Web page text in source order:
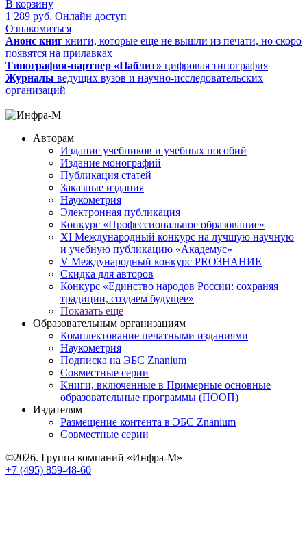
В корзину
1 289 руб. Онлайн доступ
Ознакомиться
Анонс книг книги, которые еще не вышли из печати, но скоро
появятся на прилавках
Типография-партнер «Паблит» цифровая типография
Журналы ведущих вузов и научно-исследовательских
организаций
Авторам
Издание учебников и учебных пособий
Издание монографий
Публикация статей
Заказные издания
Наукометрия
Электронная публикация
Конкурс «Профессиональное образование»
XI Международный конкурс на лучшую научную
и учебную публикацию «Академус»
V Международный конкурс PROЗНАНИЕ
Скидка для авторов
Конкурс «Единство народов России: сохраняя
традиции, создаем будущее»
Показать еще
Образовательным организациям
Комплектование печатными изданиями
Наукометрия
Подписка на ЭБС Znanium
Совместные серии
Книги, включенные в Примерные основные
образовательные программы (ПООП)
Издателям
Размещение контента в ЭБС Znanium
Совместные серии
©2026. Группа компаний «Инфра-М»
+7 (495) 859-48-60